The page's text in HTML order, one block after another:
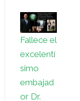
Fallece el
excelentí
simo
embajad
or Dr.